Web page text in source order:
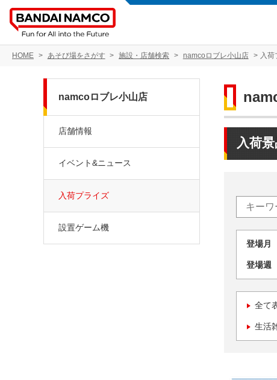
HOME あそび場をさがす 施設・店舗検索 namcoロブレ小山店 入荷
入荷
登場月
登場週
全て
生活
namcoロブレ小山店
店舗情報
イベント&ニュース
入荷プライズ
設置ゲーム機